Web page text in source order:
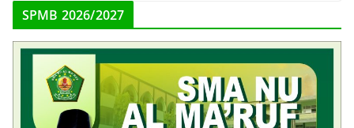
SPMB 2026/2027